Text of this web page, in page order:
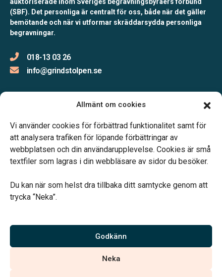
Allmänt om cookies
Vi använder cookies för förbättrad funktionalitet samt för
att analysera trafiken för löpande förbättringar av
webbplatsen och din användarupplevelse. Cookies är små
textfiler som lagras i din webbläsare av sidor du besöker.
Du kan när som helst dra tillbaka ditt samtycke genom att
trycka “Neka”.
Godkänn
Neka
(SBF). Det personliga är centralt för oss, både när det gäller
bemötande och när vi utformar skräddarsydda personliga
begravningar.
018-13 03 26
info@grindstolpen.se
Måndag-Fredag 09.00-16.00
Vi är auktoriserade av Sveriges Begravningsbyråers Förbund och
har högt ställda krav på utbildning, kvalitet, miljö och arbetsmiljö.